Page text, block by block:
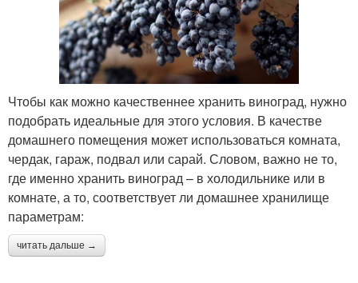
Чтобы как можно качественнее хранить виноград, нужно
подобрать идеальные для этого условия. В качестве
домашнего помещения может использоваться комната,
чердак, гараж, подвал или сарай. Словом, важно не то,
где именно хранить виноград – в холодильнике или в
комнате, а то, соответствует ли домашнее хранилище
параметрам:
читать дальше →